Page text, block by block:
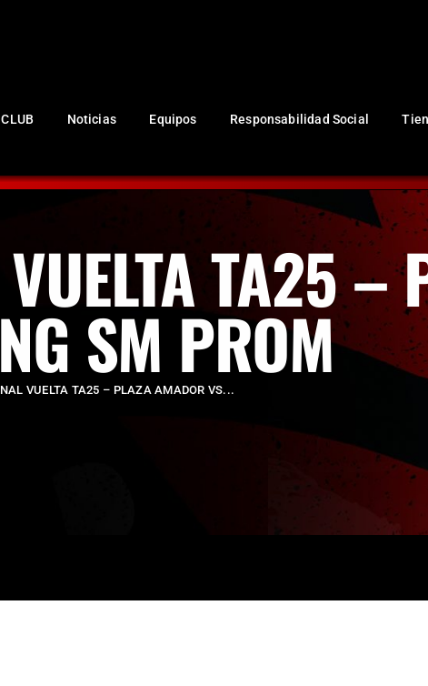
Noticias Equipos Responsabilidad Social
TA25 –
SM PROM
VUELTA TA25 – PLAZA AMADOR VS...
Responsabilidad Social
Contáctanos